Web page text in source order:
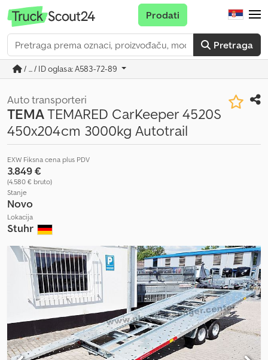
Pretraga
Prodati
/ ... / ID oglasa: A583-72-89
Auto transporteri
TEMATEMARED CarKeeper 4520S
450x204cm 3000kg Autotrail
EXW Fiksna cena plus PDV
3.849 €
(4.580 € bruto)
Stanje
Novo
Lokacija
Stuhr